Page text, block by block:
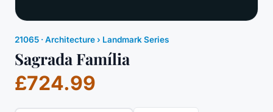
21065 ·Architecture› Landmark Series
Sagrada Família
£724.99